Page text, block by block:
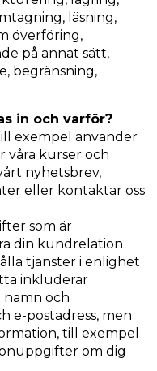
läsning,
överföring,
på annat sätt,
begränsning,
in och varför?
exempel använder
våra kurser och
nyhetsbrev,
eller kontaktar oss
som är
din kundrelation
tjänster i enlighet
inkluderar
namn och
e-postadress, men
till exempel
om dig